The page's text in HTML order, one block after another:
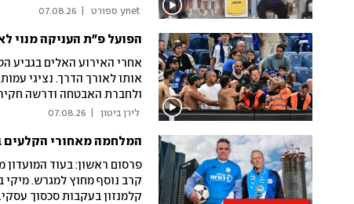
07.08.26
הפועל פ"ת העניקה מנוי
אחרי האירוע האלים בגביע
אותו לאורך הדרך. נציגי
ולחברת האבטחה ודרשה
אינם מתקבלים על הדעת -
לירן ביטון 07.08.26
המלחמה מאחורי הקלעים
פרסום ראשון: בעוד
קרב נוסף מחוץ למגרש. מיקי
קלמנזון בעקבות סכסוך